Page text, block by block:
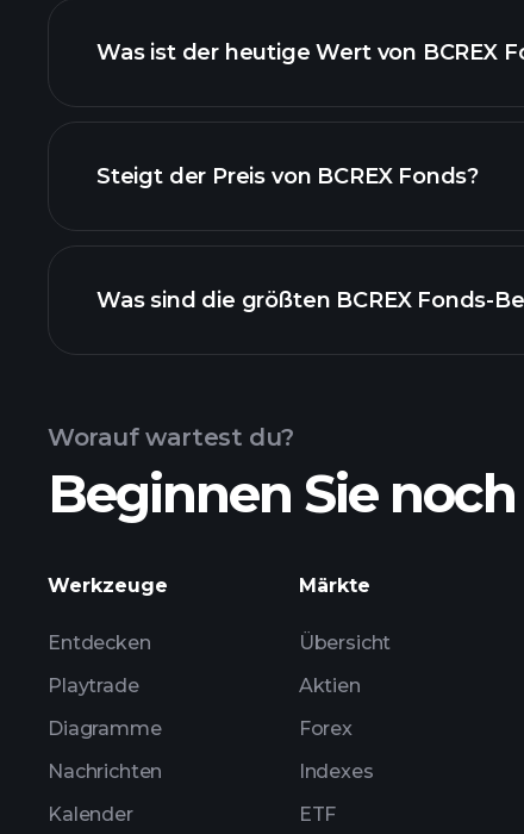
Was ist der heutige Wert von BCREX
Steigt der Preis von BCREX Fonds?
BCREX Fonds-Chart
Was sind die größten BCREX Fonds-
Bestände
Worauf wartest du?
Beginnen Sie
Werkzeuge
Entdecken
Playtrade
Diagramme
Nachrichten
Kalender
Märkte
Übersicht
Aktien
Forex
Indexes
ETF